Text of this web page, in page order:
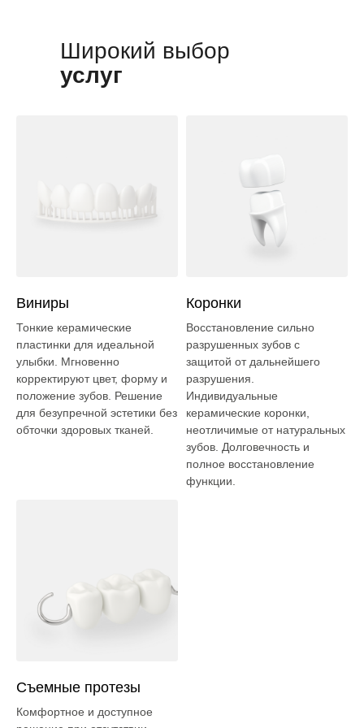
Широкий выбор
услуг
Виниры
Тонкие керамические
пластинки для идеальной
улыбки. Мгновенно
корректируют цвет, форму и
положение зубов. Решение
для безупречной эстетики без
обточки здоровых тканей.
Коронки
Восстановление сильно
разрушенных зубов с
защитой от дальнейшего
разрушения.
Индивидуальные
керамические коронки,
неотличимые от натуральных
зубов. Долговечность и
полное восстановление
функции.
Съемные протезы
Комфортное и доступное